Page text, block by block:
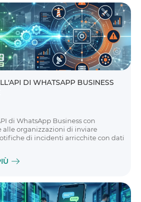
DI WHATSAPP BUSINESS
di WhatsApp Business con
alle organizzazioni di inviare
di incidenti arricchite con dati